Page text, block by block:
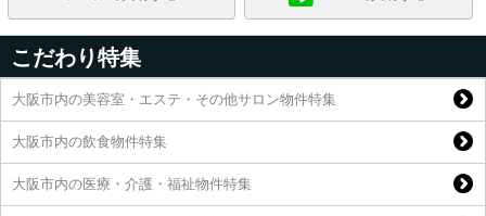
こだわり特集
大阪市内の美容室・エステ・その他サロン物件特集
大阪市内の飲食物件特集
大阪市内の医療・介護・福祉物件特集